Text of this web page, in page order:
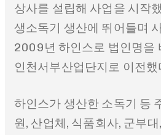
상사를 설립해 사업을 시작
생소독기 생산에 뛰어들며
2009년 하인스로 법인명을
인천서부산업단지로 이전했
하인스가 생산한 소독기 등
원, 산업체, 식품회사, 군부